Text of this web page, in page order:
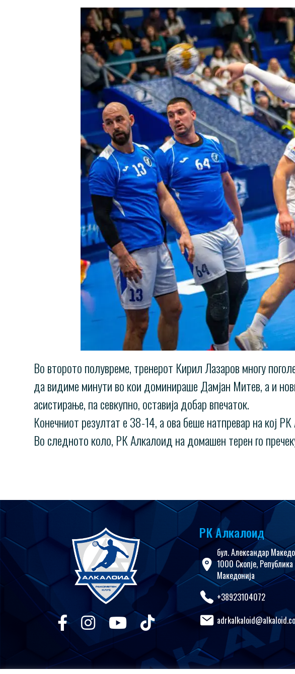
Во второто полувреме, тренерот Кирил Лазаров многу
да видиме минути во кои доминираше Дамјан Митев, а и
асистирање, па севкупно, оставија добар впечаток.
Конечниот резултат е 38-14, а ова беше натпревар на кој
Во следното коло, РК Алкалоид на домашен терен го
РК Алкалоид
бул. Александар
1000 Скопје,
Македонија
+38923104072